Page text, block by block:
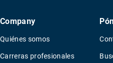
Company
Quiénes somos
Carreras profesionales